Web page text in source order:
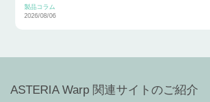
製品コラム
2026/08/06
ASTERIA Warp 関連サイトのご紹介